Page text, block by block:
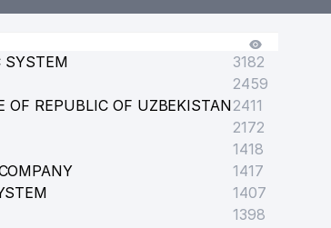
SYSTEM
3182
2459
OF REPUBLIC OF UZBEKISTAN2411
2172
1418
1417
1407
1398